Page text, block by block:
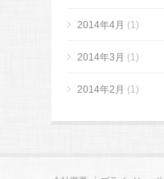
2014年4月 (1)
2014年3月 (1)
2014年2月 (1)